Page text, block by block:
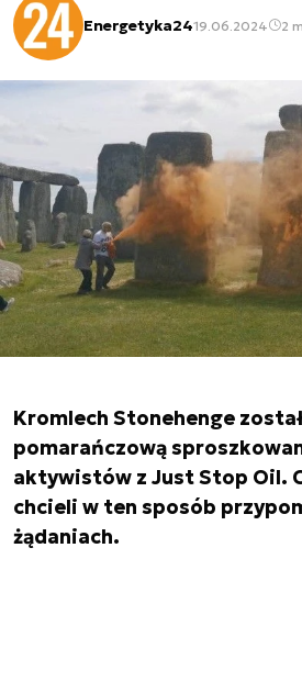
Energetyka2419.06.2024 2
Kromlech Stonehenge
pomarańczową
aktywistów z Just Stop Oil.
chcieli w ten sposób
żądaniach.